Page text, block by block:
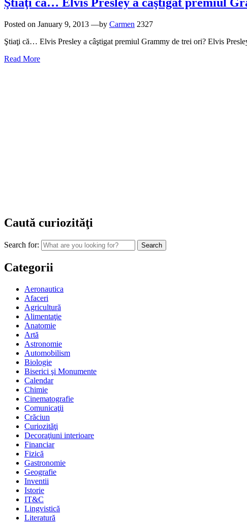
Ştiaţi că… Elvis Presley a câştigat premiul
Posted on January 9, 2013 —by Carmen 2327
Ştiaţi că… Elvis Presley a câştigat premiul Grammy de trei ori? Elvis
Read More
Caută curiozităţi
Search for:
Categorii
Aeronautica
Afaceri
Agricultură
Alimentaţie
Anatomie
Artă
Astronomie
Automobilism
Biologie
Biserici şi Monumente
Calendar
Chimie
Cinematografie
Comunicaţii
Crăciun
Curiozităţi
Decoraţiuni interioare
Financiar
Fizică
Gastronomie
Geografie
Inventii
Istorie
IT&C
Lingvistică
Literatură